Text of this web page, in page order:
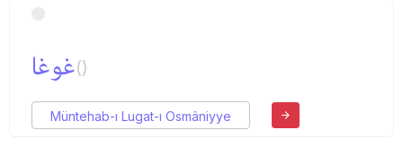
غوغا()
Müntehab-ı Lugat-ı Osmâniyye